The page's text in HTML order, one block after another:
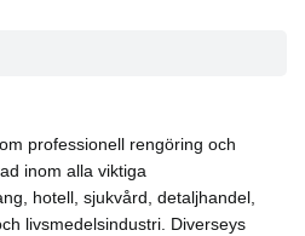
professionell rengöring och
inom alla viktiga
hotell, sjukvård, detaljhandel,
livsmedelsindustri. Diverseys